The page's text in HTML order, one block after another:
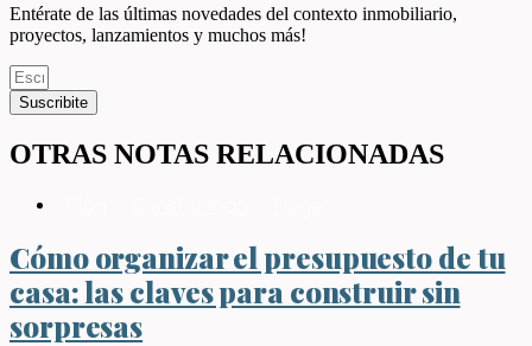
Entérate de las últimas novedades del contexto inmobiliario,
proyectos, lanzamientos y muchos más!
Suscribite
OTRAS NOTAS RELACIONADAS
Cómo organizar el presupuesto de tu
casa: las claves para construir sin
sorpresas